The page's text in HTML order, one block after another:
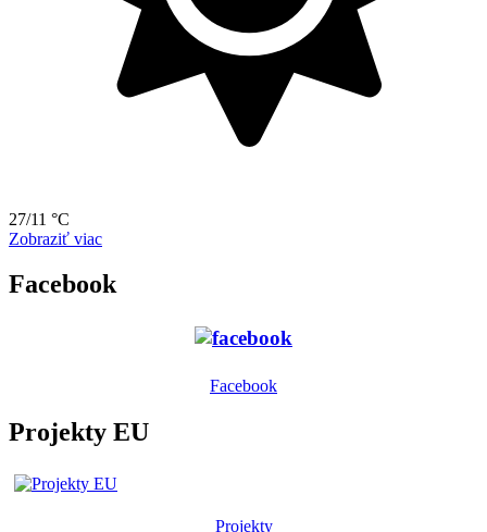
27/11 °C
Zobraziť viac
Facebook
Facebook
Projekty EU
Projekty